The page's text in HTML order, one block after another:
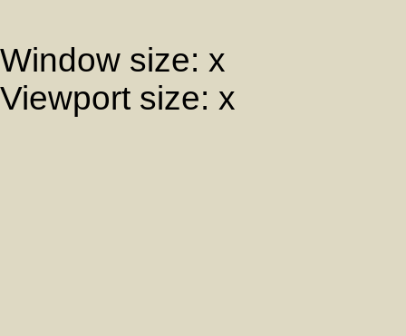
Window size: x
Viewport size: x